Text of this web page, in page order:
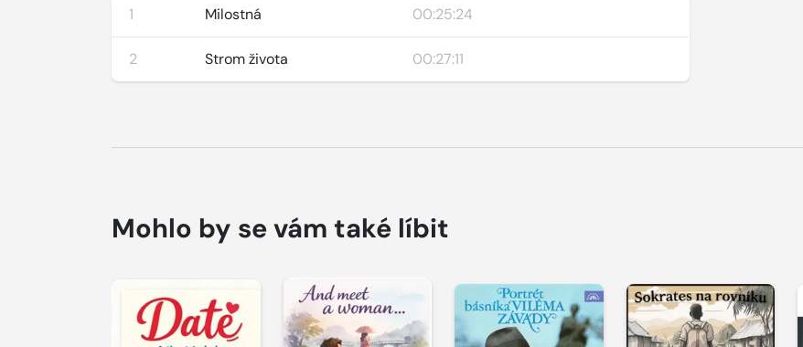
1 Milostná 00:25:24
2 Strom života 00:27:11
Mohlo by se vám také líbit
Přehrát
ukázku Přehrát
ukázku
Přehrát
ukázku
Přehrát
ukázku